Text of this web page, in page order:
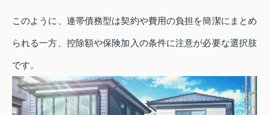
このように、連帯債務型は契約や費用の負担を簡潔にまとめ
られる一方、控除額や保険加入の条件に注意が必要な選択肢
です。